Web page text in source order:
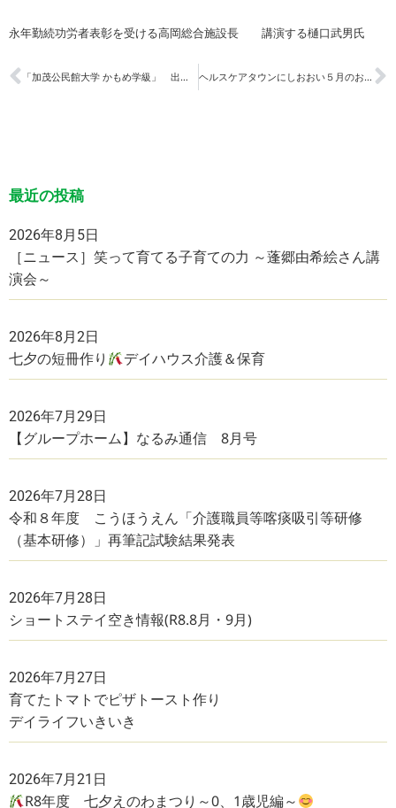
永年勤続功労者表彰を受ける高岡総合施設長 講演する樋口武男氏
「加茂公民館大学 かもめ学級」 出前講座 ヘルスケアタウンにしおおい５月のお便り
最近の投稿
2026年8月5日
［ニュース］笑って育てる子育ての力 ～蓬郷由希絵さん講
演会～
2026年8月2日
七夕の短冊作り デイハウス介護＆保育
2026年7月29日
【グループホーム】なるみ通信 8月号
2026年7月28日
令和８年度 こうほうえん「介護職員等喀痰吸引等研修
（基本研修）」再筆記試験結果発表
2026年7月28日
ショートステイ空き情報(R8.8月・9月)
2026年7月27日
育てたトマトでピザトースト作り
デイライフいきいき
2026年7月21日
R8年度 七夕えのわまつり～0、1歳児編～